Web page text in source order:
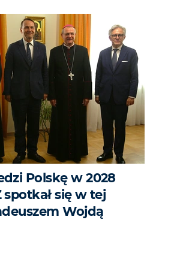
Polskę w 2028
spotkał się w tej
Wojdą